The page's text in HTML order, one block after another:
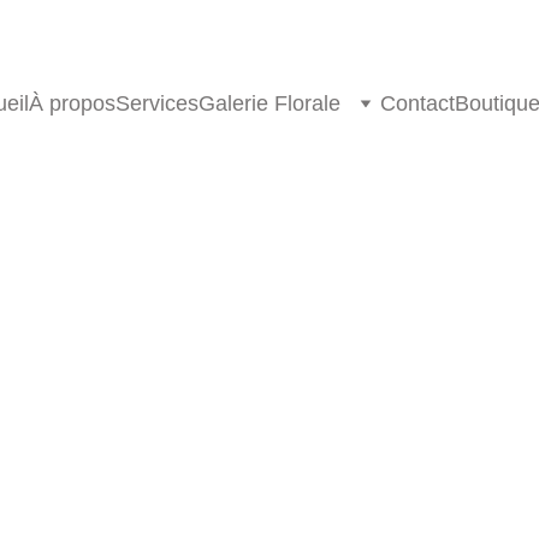
À proposServicesGalerie Florale ContactBoutique